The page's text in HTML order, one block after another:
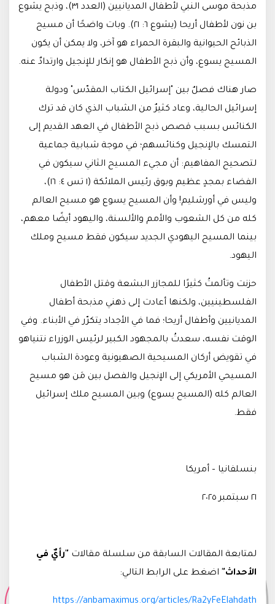
مذبحة موسى النبي لأطفال المديانيين (العدد ٣١)، وذبح يشوع
بن نون لأطفال أريحا (يشوع ٦: ٢١). وبات واضحًا أن مسيح
الذبائح الحيوانية والبقرة الحمراء هو آخر، ولا يمكن أن يكون
المسيح يسوع، وأن ذبح الأطفال هو إنكار للإنجيل وارتدادٌ عنه.
صار هناك فصلٌ بين "إسرائيل الكتاب المقدّس" ودولة
إسرائيل الحالية، وعاد كثيرٌ من الشباب الذي كان قد ترك
الكنائس بسبب قصص ذبح الأطفال في العهد القديم إلى
التمسك بالإنجيل وكنائسهم؛ في موجة شبابية جماعية
لتصحيح المفاهيم: أن مجيء المسيح الثاني سيكون في
الفضاء بمجدٍ عظيم وبوق رئيس الملائكة (١ تس ٤: ١٦)،
وليس في أورشليم! وأن المسيح يسوع هو مسيح العالم
كله من كل الشعوب والأمم والألسنة، واليهود أيضًا معهم،
بينما المسيح اليهودي الجديد سيكون فقط مسيح وملك
اليهود.
حزنت وتألمتُ كثيرًا للمجازر البشعة وقتل الأطفال
الفلسطينيين، ولكنها أعادت إلى ذهني مذبحة أطفال
المديانيين وأطفال أريحا؛ فما في الأجداد يتكرّر في الأبناء. وفي
الوقت نفسه، سعدتُ بالمجهود الكبير لرئيس الوزراء نتنياهو
في تقويض أركان المسيحية الصهيونية وعودة الشباب
المسيحي الأمريكي إلى الإنجيل والفصل بين مَن هو مسيح
العالم كله (المسيح يسوع) وبين المسيح ملك إسرائيل
فقط.
بنسلفانيا – أمريكا
٢١ سبتمبر ٢٠٢٥
لمتابعة المقالات السابقة من سلسلة مقالات "رأيٌ في
الأحداث" اضغط على الرابط التالي:
https://anbamaximus.org/articles/Ra2yFeElahdath